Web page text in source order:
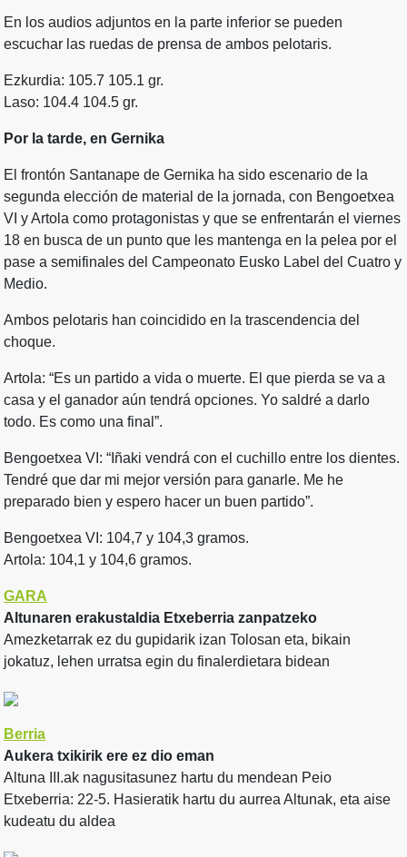
En los audios adjuntos en la parte inferior se pueden
escuchar las ruedas de prensa de ambos pelotaris.
Ezkurdia: 105.7 105.1 gr.
Laso: 104.4 104.5 gr.
Por la tarde, en Gernika
El frontón Santanape de Gernika ha sido escenario de la
segunda elección de material de la jornada, con Bengoetxea
VI y Artola como protagonistas y que se enfrentarán el viernes
18 en busca de un punto que les mantenga en la pelea por el
pase a semifinales del Campeonato Eusko Label del Cuatro y
Medio.
Ambos pelotaris han coincidido en la trascendencia del
choque.
Artola: “Es un partido a vida o muerte. El que pierda se va a
casa y el ganador aún tendrá opciones. Yo saldré a darlo
todo. Es como una final”.
Bengoetxea VI: “Iñaki vendrá con el cuchillo entre los dientes.
Tendré que dar mi mejor versión para ganarle. Me he
preparado bien y espero hacer un buen partido”.
Bengoetxea VI: 104,7 y 104,3 gramos.
Artola: 104,1 y 104,6 gramos.
GARA
Altunaren erakustaldia Etxeberria zanpatzeko
Amezketarrak ez du gupidarik izan Tolosan eta, bikain
jokatuz, lehen urratsa egin du finalerdietara bidean
Berria
Aukera txikirik ere ez dio eman
Altuna III.ak nagusitasunez hartu du mendean Peio
Etxeberria: 22-5. Hasieratik hartu du aurrea Altunak, eta aise
kudeatu du aldea